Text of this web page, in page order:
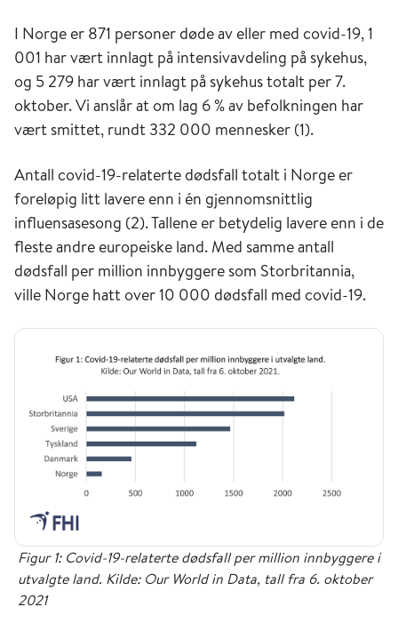
I Norge er 871 personer døde av eller med covid-19, 1
001 har vært innlagt på intensivavdeling på sykehus,
og 5 279 har vært innlagt på sykehus totalt per 7.
oktober. Vi anslår at om lag 6 % av befolkningen har
vært smittet, rundt 332 000 mennesker (1).
Antall covid-19-relaterte dødsfall totalt i Norge er
foreløpig litt lavere enn i én gjennomsnittlig
influensasesong (2). Tallene er betydelig lavere enn i de
fleste andre europeiske land. Med samme antall
dødsfall per million innbyggere som Storbritannia,
ville Norge hatt over 10 000 dødsfall med covid-19.
Figur 1: Covid-19-relaterte dødsfall per million innbyggere i
utvalgte land. Kilde: Our World in Data, tall fra 6. oktober
2021